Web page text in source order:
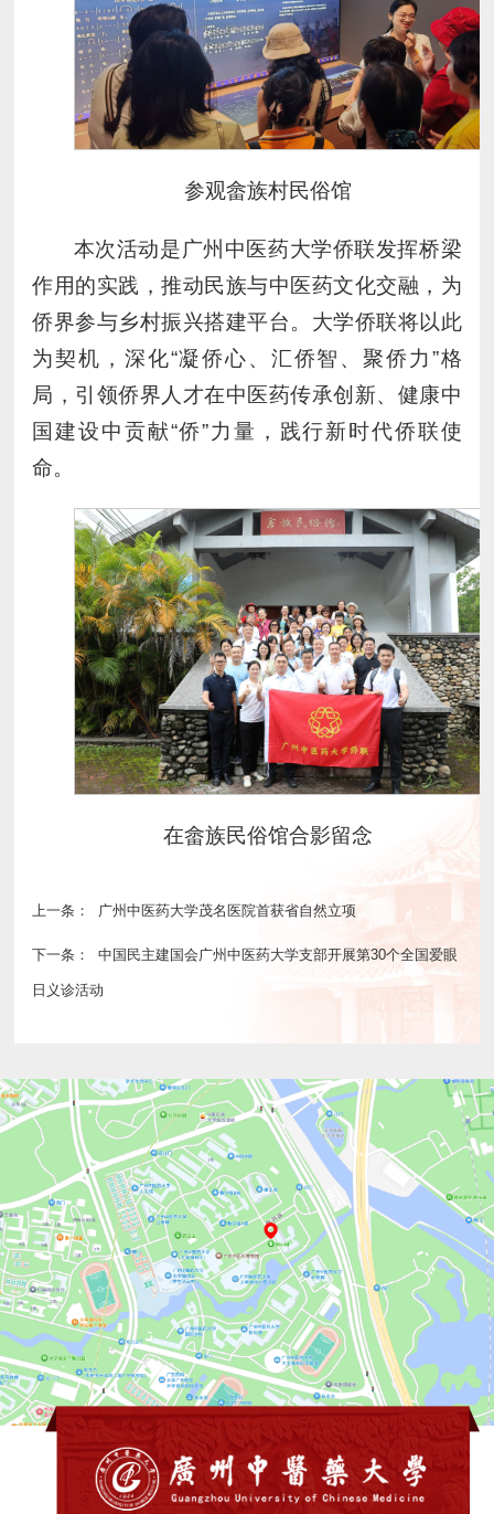
参观畲族村民俗馆
本次活动是广州中医药大学侨联发挥桥梁
作用的实践，推动民族与中医药文化交融，为
侨界参与乡村振兴搭建平台。大学侨联将以此
为契机，深化“凝侨心、汇侨智、聚侨力”格
局，引领侨界人才在中医药传承创新、健康中
国建设中贡献“侨”力量，践行新时代侨联使
命。
在畲族民俗馆合影留念
上一条： 广州中医药大学茂名医院首获省自然立项
下一条： 中国民主建国会广州中医药大学支部开展第30个全国爱眼
日义诊活动